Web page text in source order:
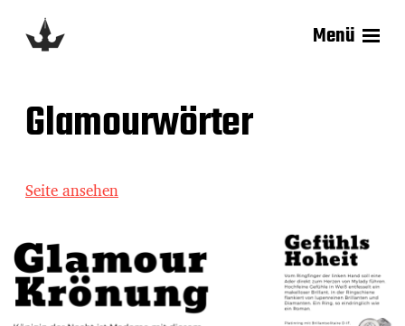
Menü
Glamourwörter
Seite ansehen